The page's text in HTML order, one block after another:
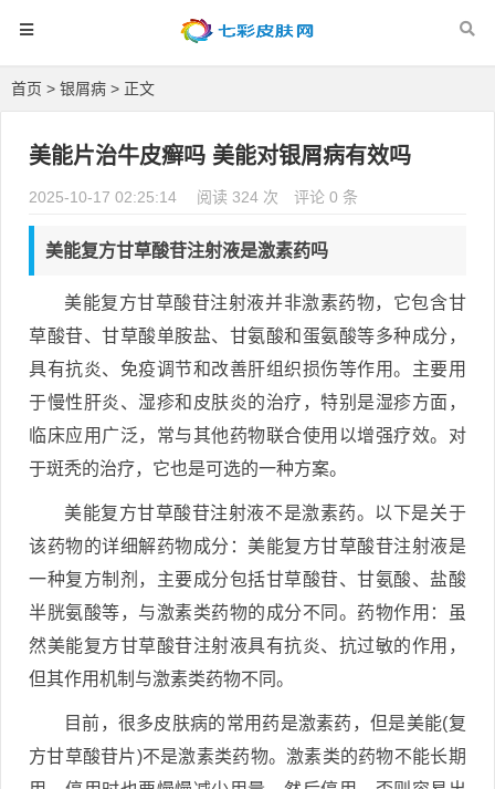
首页 > 银屑病 > 正文
美能片治牛皮癣吗 美能对银屑病有效吗
2025-10-17 02:25:14 阅读 324 次 评论 0 条
美能复方甘草酸苷注射液是激素药吗
美能复方甘草酸苷注射液并非激素药物，它包含甘
草酸苷、甘草酸单胺盐、甘氨酸和蛋氨酸等多种成分，
具有抗炎、免疫调节和改善肝组织损伤等作用。主要用
于慢性肝炎、湿疹和皮肤炎的治疗，特别是湿疹方面，
临床应用广泛，常与其他药物联合使用以增强疗效。对
于斑秃的治疗，它也是可选的一种方案。
美能复方甘草酸苷注射液不是激素药。以下是关于
该药物的详细解药物成分：美能复方甘草酸苷注射液是
一种复方制剂，主要成分包括甘草酸苷、甘氨酸、盐酸
半胱氨酸等，与激素类药物的成分不同。药物作用：虽
然美能复方甘草酸苷注射液具有抗炎、抗过敏的作用，
但其作用机制与激素类药物不同。
目前，很多皮肤病的常用药是激素药，但是美能(复
方甘草酸苷片)不是激素类药物。激素类的药物不能长期